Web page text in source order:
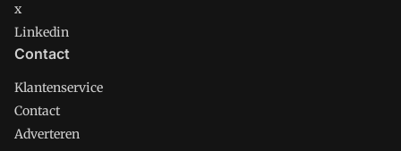
x
Linkedin
Contact
Klantenservice
Contact
Adverteren